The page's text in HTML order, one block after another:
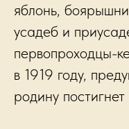
яблонь,
усадеб и
первопроходцы-
в 1919 году,
родину постигнет